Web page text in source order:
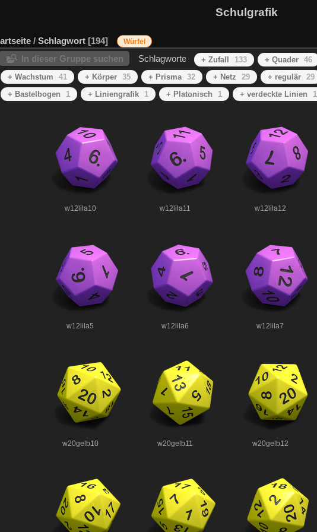
Schulgrafik
/ Schlagwort 194 Würfel
In dieser Gruppe suchen Schlagworte + Zufall 133 + Quader 46
+ Wachstum
41 + Körper 35 + Prisma 32 + Netz 29 + regulär 29
+ Bastelbogen
1 + Liniengrafik 1 + Platonisch 1 + verdeckte Linien 1
w12lila10 w12lila11 w12lila12
w12lila5 w12lila6 w12lila7
w20gelb10 w20gelb11 w20gelb12